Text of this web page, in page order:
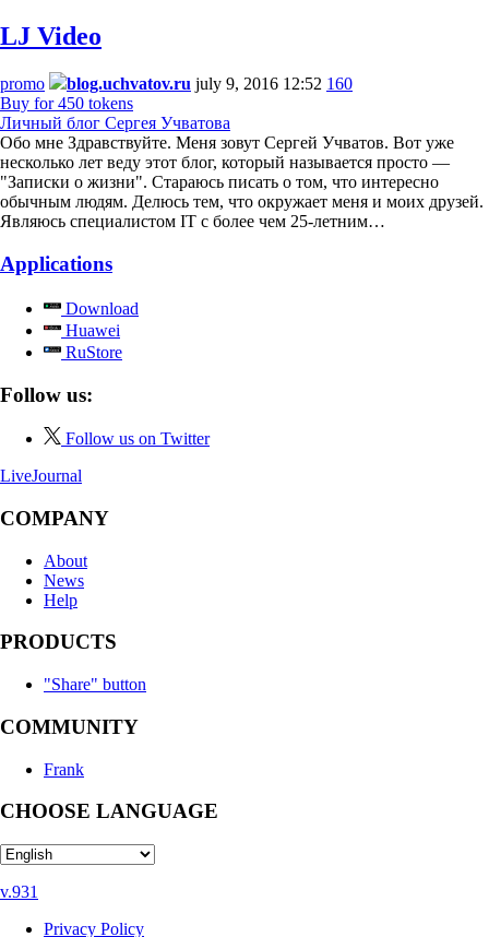
LJ Video
promo blog.uchvatov.ru july 9, 2016 12:52 160
Buy for 450 tokens
Личный блог Сергея Учватова
Обо мне Здравствуйте. Меня зовут Сергей Учватов. Вот уже
несколько лет веду этот блог, который называется просто —
"Записки о жизни". Стараюсь писать о том, что интересно
обычным людям. Делюсь тем, что окружает меня и моих друзей.
Являюсь специалистом IT с более чем 25-летним…
Applications
Download
Huawei
RuStore
Follow us:
Follow us on Twitter
LiveJournal
COMPANY
About
News
Help
PRODUCTS
"Share" button
COMMUNITY
Frank
CHOOSE LANGUAGE
v.931
Privacy Policy